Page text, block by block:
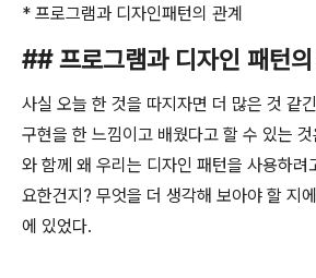
* 프로그램과 디자인패턴의 관계
## 프로그램과 디자인 패턴의
사실 오늘 한 것을 따지자면 더 많은 것 같
구현을 한 느낌이고 배웠다고 할 수 있는
와 함께 왜 우리는 디자인 패턴을 사용하려
요한건지? 무엇을 더 생각해 보아야 할 지
에 있었다.